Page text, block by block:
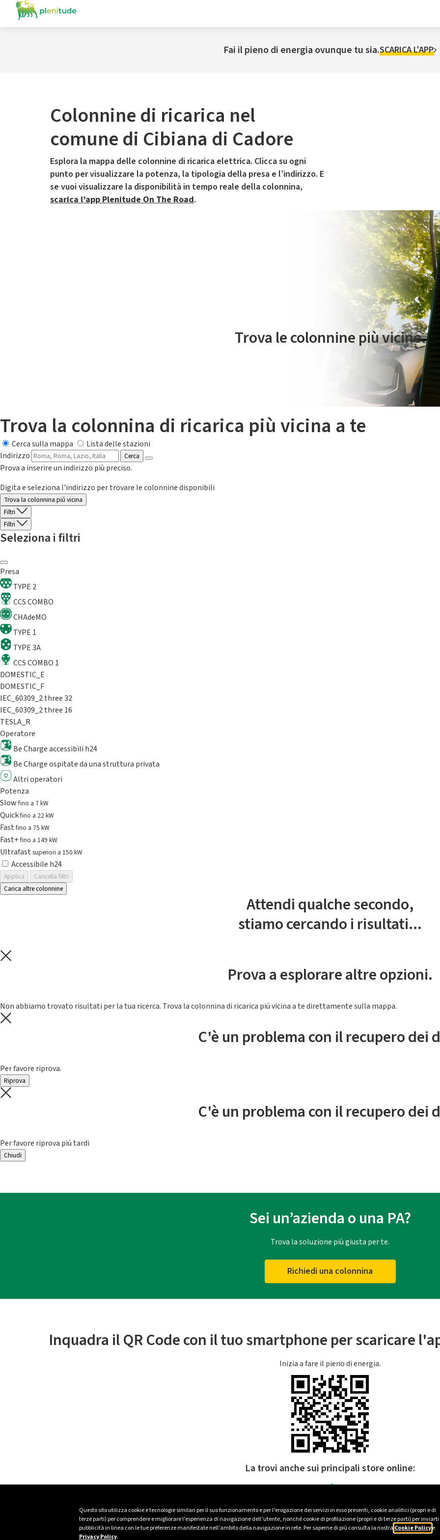
Questo sito utilizza cookie e tecnologie similari per il suo funzionamento e per l’erogazione dei servizi in esso presenti, cookie analitici (propri e di
terze parti) per comprendere e migliorare l’esperienza di navigazione dell’utente, nonché cookie di profilazione (propri e di terze parti) per inviarti
pubblicità in linea con le tue preferenze manifestate nell’ambito della navigazione in rete. Per saperne di più consulta la nostra Cookie Policye
Privacy Policy.
Fai il pieno di energia ovunque tu sia.SCARICA L'APP
Colonnine di ricarica nel
comune di Cibiana di Cadore
Esplora la mappa delle colonnine di ricarica elettrica. Clicca su ogni
punto per visualizzare la potenza, la tipologia della presa e l’indirizzo. E
se vuoi visualizzare la disponibilità in tempo reale della colonnina,
scarica l’app Plenitude On The Road.
Il servizio di mobilità elettrica è gestito da Plenitude On The Road
Trova le colonnine più vicine.
Trova la colonnina di ricarica più vicina a te
Cerca sulla mappa
Lista delle stazioni
Indirizzo
Cerca
Prova a inserire un indirizzo più preciso.
Digita e seleziona l'indirizzo per trovare le colonnine disponibili
Trova la colonnina piú vicina
Filtri
Filtri
Seleziona i filtri
Presa
TYPE 2
CCS COMBO
CHAdeMO
TYPE 1
TYPE 3A
CCS COMBO 1
DOMESTIC_E
DOMESTIC_F
IEC_60309_2 three 32
IEC_60309_2 three 16
TESLA_R
Operatore
Be Charge accessibili h24
Be Charge ospitate da una struttura privata
Altri operatori
Potenza
Slowfino a 7 kW
Quickfino a 22 kW
Fastfino a 75 kW
Fast+fino a 149 kW
Ultrafast superiori a 150 kW
Accessibile h24
Applica
Cancella filtri
Carica altre colonnine
Attendi qualche secondo,
stiamo cercando i risultati...
Prova a esplorare altre opzioni.
Non abbiamo trovato risultati per la tua ricerca. Trova la colonnina di ricarica piú vicina a te direttamente sulla mappa.
C'è un problema con il recupero dei
Per favore riprova.
Riprova
C'è un problema con il recupero dei
Per favore riprova piú tardi
Chiudi
Sei un’azienda o una PA?
Trova la soluzione più giusta per te.
Richiedi una colonnina
Inquadra il QR Code con il tuo smartphone per scaricare
Inizia a fare il pieno di energia.
La trovi anche sui principali store online: